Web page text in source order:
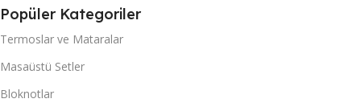
Popüler Kategoriler
Termoslar ve Mataralar
Masaüstü Setler
Bloknotlar